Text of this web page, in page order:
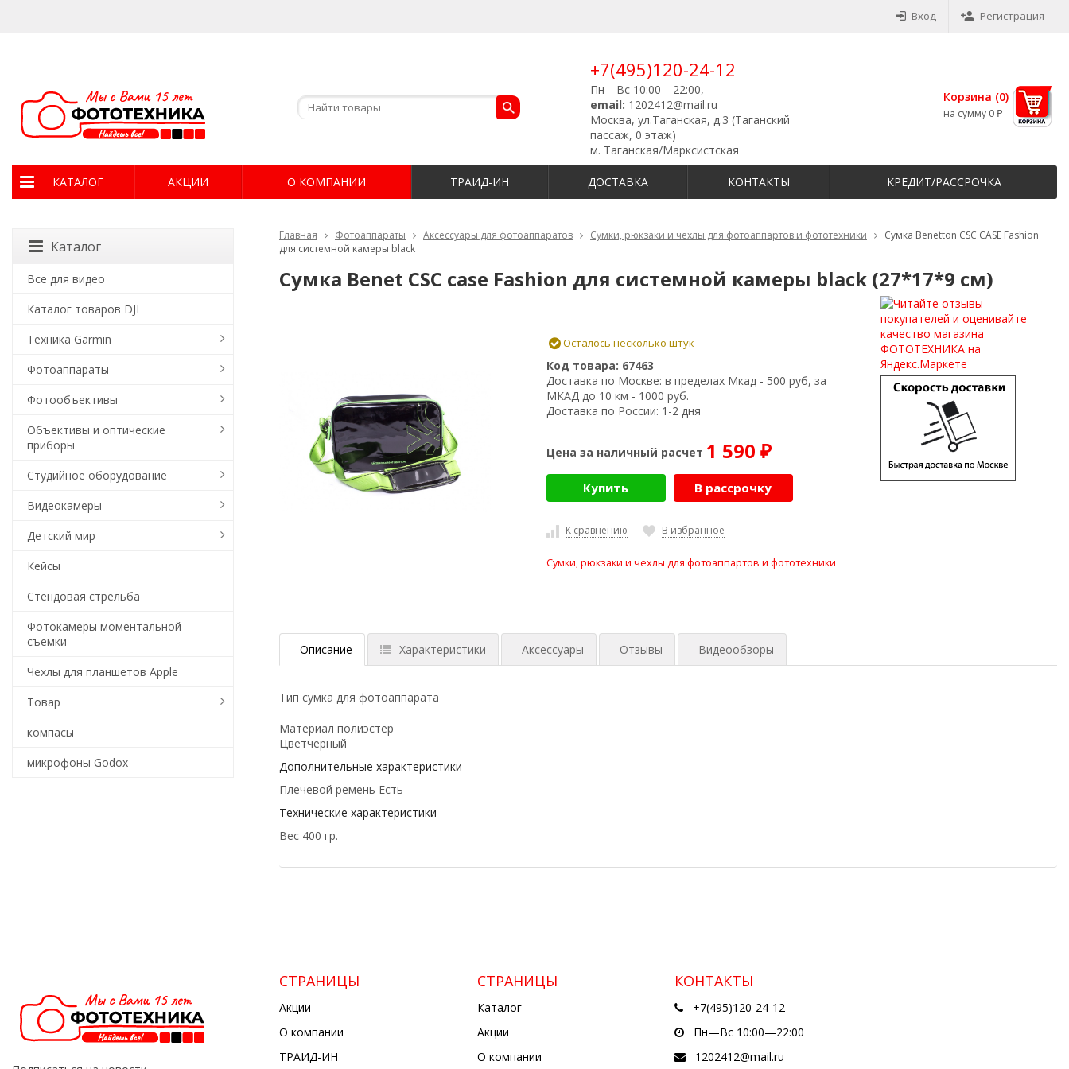
Вход Регистрация
+7(495)120-24-12
Пн—Вс 10:00—22:00,
email: 1202412@mail.ru
Москва, ул.Таганская, д.3 (Таганский
пассаж, 0 этаж)
м. Таганская/Марксистская
Корзина (0)
на сумму 0 ₽
КАТАЛОГ АКЦИИ О КОМПАНИИ ТРАИД-ИН ДОСТАВКА КОНТАКТЫ КРЕДИТ/РАССРОЧКА
Главная Фотоаппараты Аксессуары для фотоаппаратов Сумки, рюкзаки и чехлы для фотоаппартов и фототехники
Сумка Benetton CSC CASE Fashion
для системной камеры black
Сумка Benet CSC case Fashion для системной камеры black (27*17*9 см)
Осталось несколько штук
Код товара: 67463
Доставка по Москве: в пределах Мкад - 500 руб, за
МКАД до 10 км - 1000 руб.
Доставка по России: 1-2 дня
Цена за наличный расчет 1 590 ₽
Купить В рассрочку
К сравнению В избранное
Сумки, рюкзаки и чехлы для фотоаппартов и фототехники
Описание Характеристики Аксессуары Отзывы Видеообзоры
Тип сумка для фотоаппарата
Материал полиэстер
Цветчерный
Дополнительные характеристики
Плечевой ремень Есть
Технические характеристики
Вес 400 гр.
Каталог
Все для видео
Каталог товаров DJI
Техника Garmin
Фотоаппараты
Фотообъективы
Объективы и оптические
приборы
Студийное оборудование
Видеокамеры
Детский мир
Кейсы
Стендовая стрельба
Фотокамеры моментальной
съемки
Чехлы для планшетов Apple
Товар
компасы
микрофоны Godox
СТРАНИЦЫ
Акции
О компании
ТРАИД-ИН
СТРАНИЦЫ
Каталог
Акции
О компании
КОНТАКТЫ
+7(495)120-24-12
Пн—Вс 10:00—22:00
1202412@mail.ru